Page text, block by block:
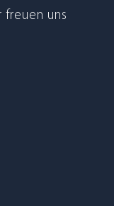
freuen uns